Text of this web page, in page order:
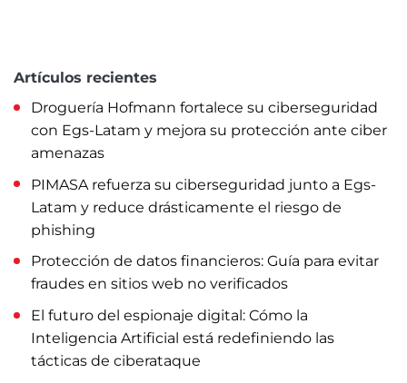
Artículos recientes
Droguería Hofmann fortalece su ciberseguridad
con Egs-Latam y mejora su protección ante ciber
amenazas
PIMASA refuerza su ciberseguridad junto a Egs-
Latam y reduce drásticamente el riesgo de
phishing
Protección de datos financieros: Guía para evitar
fraudes en sitios web no verificados
El futuro del espionaje digital: Cómo la
Inteligencia Artificial está redefiniendo las
tácticas de ciberataque